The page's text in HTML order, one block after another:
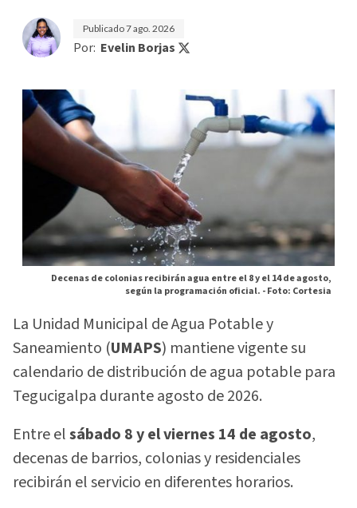
Publicado7 ago. 2026
Por: Evelin Borjas
Decenas de colonias recibirán agua entre el 8 y el 14 de agosto,
según la programación oficial. -Foto: Cortesia
La Unidad Municipal de Agua Potable y
Saneamiento (UMAPS) mantiene vigente su
calendario de distribución de agua potable para
Tegucigalpa durante agosto de 2026.
Entre elsábado 8 y el viernes 14 de agosto,
decenas de barrios, colonias y residenciales
recibirán el servicio en diferentes horarios.